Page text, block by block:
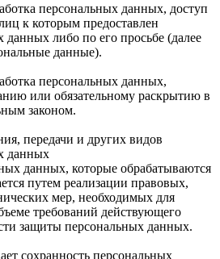
персональных данных, доступ
к которым предоставлен
данных либо по его просьбе (далее
данные).
персональных данных,
или обязательному раскрытию в
законом.
передачи и других видов
данных
данных, которые обрабатываются
путем реализации правовых,
мер, необходимых для
требований действующего
защиты персональных данных.
сохранность персональных